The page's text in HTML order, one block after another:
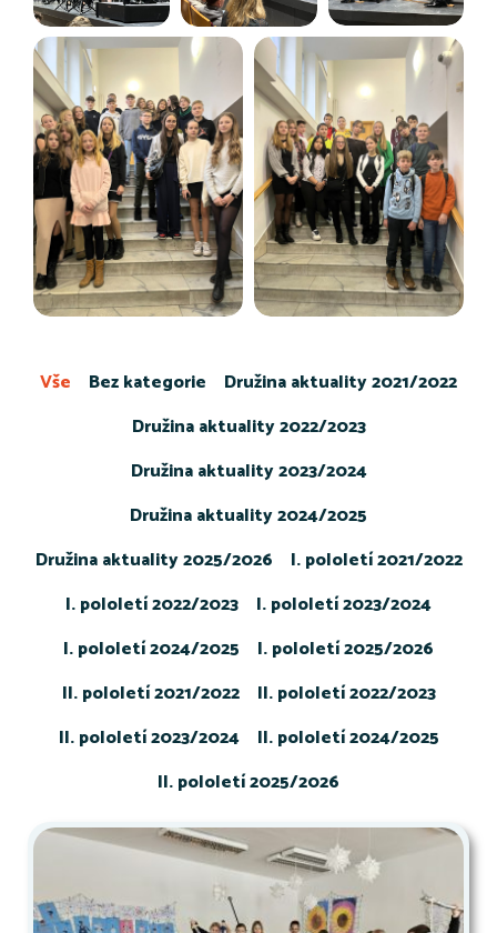
Bez kategorie
Družina aktuality 2021/2022
Družina aktuality 2022/2023
Družina aktuality 2023/2024
Družina aktuality 2024/2025
Družina aktuality 2025/2026
I. pololetí 2021/2022
I. pololetí 2022/2023
I. pololetí 2023/2024
I. pololetí 2024/2025
I. pololetí 2025/2026
II. pololetí 2021/2022
II. pololetí 2022/2023
II. pololetí 2023/2024
II. pololetí 2024/2025
II. pololetí 2025/2026
Vše